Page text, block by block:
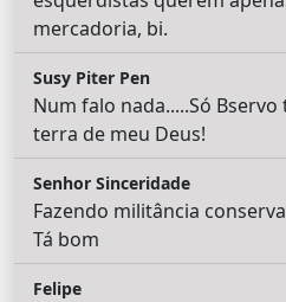
mercadoria, bi.
Susy Piter Pen
Num falo nada.....Só
terra de meu Deus!
Senhor Sinceridade
Fazendo militância
Tá bom
Felipe